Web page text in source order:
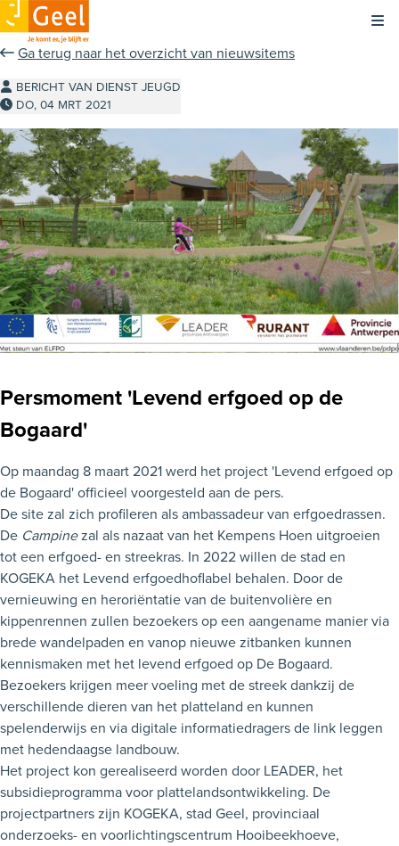
Ga terug naar het overzicht van nieuwsitems
BERICHT VAN DIENST JEUGD
DO, 04 MRT 2021
Persmoment 'Levend erfgoed op de
Bogaard'
Op maandag 8 maart 2021 werd het project 'Levend erfgoed op
de Bogaard' officieel voorgesteld aan de pers.
De site zal zich profileren als ambassadeur van erfgoedrassen.
De Campinezal als nazaat van het Kempens Hoen uitgroeien
tot een erfgoed- en streekras. In 2022 willen de stad en
KOGEKA het Levend erfgoedhoflabel behalen. Door de
vernieuwing en heroriëntatie van de buitenvolière en
kippenrennen zullen bezoekers op een aangename manier via
brede wandelpaden en vanop nieuwe zitbanken kunnen
kennismaken met het levend erfgoed op De Bogaard.
Bezoekers krijgen meer voeling met de streek dankzij de
verschillende dieren van het platteland en kunnen
spelenderwijs en via digitale informatiedragers de link leggen
met hedendaagse landbouw.
Het project kon gerealiseerd worden door LEADER, het
subsidieprogramma voor plattelandsontwikkeling. De
projectpartners zijn KOGEKA, stad Geel, provinciaal
onderzoeks- en voorlichtingscentrum Hooibeekhoeve,